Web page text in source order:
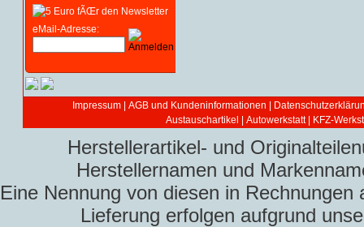
eMail-Adresse:
Impressum AGB und Kundeninformationen
Austauschartikel
Autowerkstatt | KFZ-
Herstellerartikel- und
Herstellernamen und
Eine Nennung von diesen in
Lieferung erfolgen aufgrund